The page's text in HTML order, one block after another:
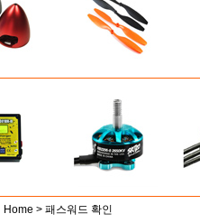
Home > 패스워드 확인